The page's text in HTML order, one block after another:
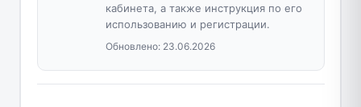
кабинета, а также инструкция по его
использованию и регистрации.
Обновлено: 23.06.2026